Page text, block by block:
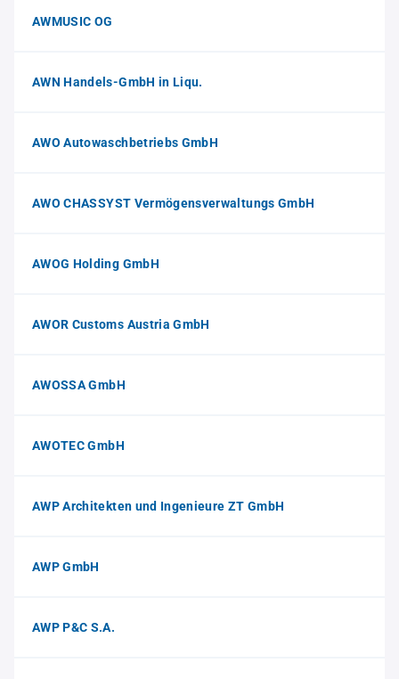
AWMUSIC OG
AWN Handels-GmbH in Liqu.
AWO Autowaschbetriebs GmbH
AWO CHASSYST Vermögensverwaltungs GmbH
AWOG Holding GmbH
AWOR Customs Austria GmbH
AWOSSA GmbH
AWOTEC GmbH
AWP Architekten und Ingenieure ZT GmbH
AWP GmbH
AWP P&C S.A.